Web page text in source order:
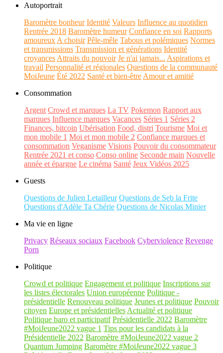
Autoportrait
Baromètre bonheur Identité Valeurs Influence au quotidien
Rentrée 2018 Baromètre humeur Confiance en soi Rapports
amoureux A choisir Pêle-mêle Tabous et polémiques Normes
et transmissions Transmission et générations Identité
croyances Attraits du pouvoir Je n'ai jamais... Aspirations et
travail Personnalité et régionales Questions de la communauté
MoiJeune Été 2022 Santé et bien-être Amour et amitié
Consommation
Argent Crowd et marques La TV Pokemon Rapport aux
marques Influence marques Vacances Séries 1 Séries 2
Finances, bitcoin Ubérisation Food, distri Tourisme Moi et
mon mobile 1 Moi et mon mobile 2 Confiance marques et
consommation Veganisme Visions Pouvoir du consommateur
Rentrée 2021 et conso Conso online Seconde main Nouvelle
année et épargne Le cinéma Santé Jeux Vidéos 2025
Guests
Questions de Julien Letailleur Questions de Seb la Frite
Questions d'Adèle Ta Chérie Questions de Nicolas Minier
Ma vie en ligne
Privacy Réseaux sociaux Facebook Cyberviolence Revenge
Porn
Politique
Crowd et politique Engagement et politique Inscriptions sur
les listes électorales Union européenne Politique -
présidentielle Renouveau politique Jeunes et politique Pouvoir
citoyen Europe et présidentielles Actualité et politique
Politique baro et participatif Présidentielle 2022 Baromètre
#MoiJeune2022 vague 1 Tips pour les candidats à la
Présidentielle 2022 Baromètre #MoiJeune2022 vague 2
Quantum Jumping Baromètre #MoiJeune2022 vague 3